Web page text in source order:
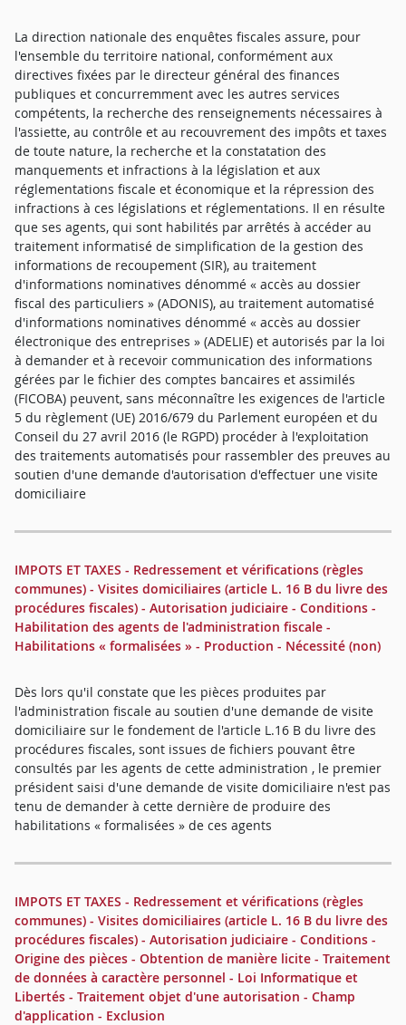
La direction nationale des enquêtes fiscales assure, pour
l'ensemble du territoire national, conformément aux
directives fixées par le directeur général des finances
publiques et concurremment avec les autres services
compétents, la recherche des renseignements nécessaires à
l'assiette, au contrôle et au recouvrement des impôts et taxes
de toute nature, la recherche et la constatation des
manquements et infractions à la législation et aux
réglementations fiscale et économique et la répression des
infractions à ces législations et réglementations. Il en résulte
que ses agents, qui sont habilités par arrêtés à accéder au
traitement informatisé de simplification de la gestion des
informations de recoupement (SIR), au traitement
d'informations nominatives dénommé « accès au dossier
fiscal des particuliers » (ADONIS), au traitement automatisé
d'informations nominatives dénommé « accès au dossier
électronique des entreprises » (ADELIE) et autorisés par la loi
à demander et à recevoir communication des informations
gérées par le fichier des comptes bancaires et assimilés
(FICOBA) peuvent, sans méconnaître les exigences de l'article
5 du règlement (UE) 2016/679 du Parlement européen et du
Conseil du 27 avril 2016 (le RGPD) procéder à l'exploitation
des traitements automatisés pour rassembler des preuves au
soutien d'une demande d'autorisation d'effectuer une visite
domiciliaire
IMPOTS ET TAXES - Redressement et vérifications (règles
communes) - Visites domiciliaires (article L. 16 B du livre des
procédures fiscales) - Autorisation judiciaire - Conditions -
Habilitation des agents de l'administration fiscale -
Habilitations « formalisées » - Production - Nécessité (non)
Dès lors qu'il constate que les pièces produites par
l'administration fiscale au soutien d'une demande de visite
domiciliaire sur le fondement de l'article L.16 B du livre des
procédures fiscales, sont issues de fichiers pouvant être
consultés par les agents de cette administration , le premier
président saisi d'une demande de visite domiciliaire n'est pas
tenu de demander à cette dernière de produire des
habilitations « formalisées » de ces agents
IMPOTS ET TAXES - Redressement et vérifications (règles
communes) - Visites domiciliaires (article L. 16 B du livre des
procédures fiscales) - Autorisation judiciaire - Conditions -
Origine des pièces - Obtention de manière licite - Traitement
de données à caractère personnel - Loi Informatique et
Libertés - Traitement objet d'une autorisation - Champ
d'application - Exclusion